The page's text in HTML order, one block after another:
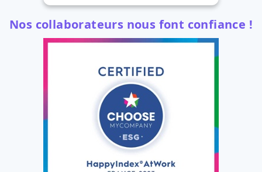
Nos collaborateurs nous font confiance !